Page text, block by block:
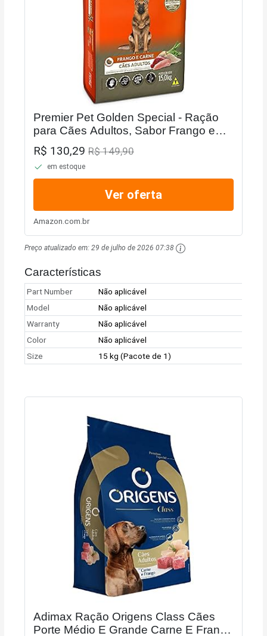
Premier Pet Golden Special - Ração
para Cães Adultos, Sabor Frango e
Carne, 15kg
R$ 130,29R$ 149,90
em estoque
Ver oferta
Amazon.com.br
Preço atualizado em:29 de julho de 2026 07:38
Características
Part Number
Não aplicável
Model
Não aplicável
Warranty
Não aplicável
Color
Não aplicável
Size
15 kg (Pacote de 1)
Adimax Ração Origens Class Cães
Porte Médio E Grande Carne E Frango